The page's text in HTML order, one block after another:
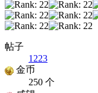
帖子
1223
金币
250 个